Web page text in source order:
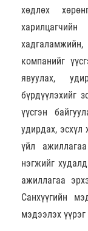
хөдлөх
компанийг
явуулах,
бүрдүүлэхийг
үүсгэн
удирдах, эсхүл
үйл
нэгжийг
ажиллагаа
Санхүүгийн
мэдээлэх үүрэг